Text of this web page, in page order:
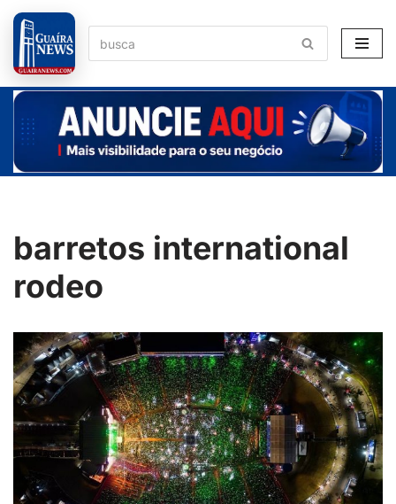
Pular
para
o
conteúdo
barretos international
rodeo